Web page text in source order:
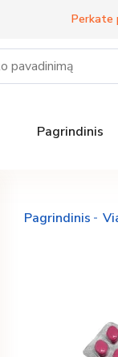
Perkate
Pagrindinis
Pagrindinis